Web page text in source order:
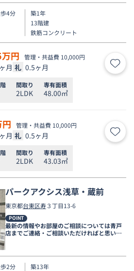
4分
築1年
13階建
鉄筋コンクリート
万円 管理・共益費 10,000円
月 礼 0.5ヶ月 お気
間取り
2LDK
専有面積
48.00㎡
円 管理・共益費 10,000円
月 礼 0.5ヶ月 お気
間取り
2LDK
専有面積
43.03㎡
パークアクシス浅草・蔵前
東京都台東区寿３丁目13-6
POINT
最新の情報やお部屋のご相談については青戸
店までご連絡・ご相談いただければと思いま
す。
2分
築13年